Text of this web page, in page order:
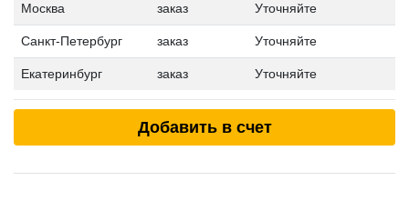
Москва заказ Уточняйте
Санкт-Петербург заказ Уточняйте
Екатеринбург заказ Уточняйте
Добавить в счет